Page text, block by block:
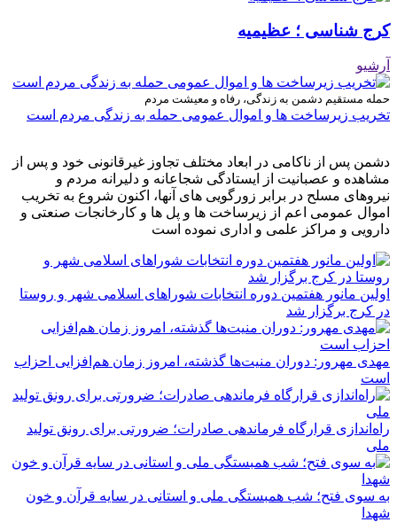
کرج شناسی ؛ عظیمیه
آرشیو
حمله مستقیم دشمن به زندگی، رفاه و معیشت مردم
تخریب زیرساخت ها و اموال عمومی حمله به زندگی مردم است
دشمن پس از ناکامی در ابعاد مختلف تجاوز غیرقانونی خود و پس از
مشاهده و عصبانیت از ایستادگی شجاعانه و دلیرانه مردم و
نیروهای مسلح در برابر زورگویی های آنها، اکنون شروع به تخریب
اموال عمومی اعم از زیرساخت ها و پل ها و کارخانجات صنعتی و
دارویی و مراکز علمی و اداری نموده است
اولین مانور هفتمین دوره انتخابات شوراهای اسلامی شهر و روستا
در کرج برگزار شد
مهدی مهرور: دوران منیت‌ها گذشته، امروز زمان هم‌افزایی احزاب
است
راه‌اندازی قرارگاه فرماندهی صادرات؛ ضرورتی برای رونق تولید
ملی
به سوی فتح؛ شب همبستگی ملی و استانی در سایه قرآن و خون
شهدا